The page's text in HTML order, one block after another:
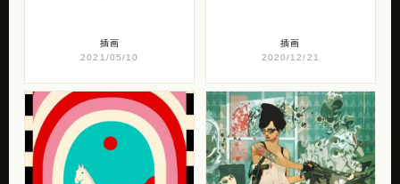
插画
2021/05/10
插画
2020/12/21